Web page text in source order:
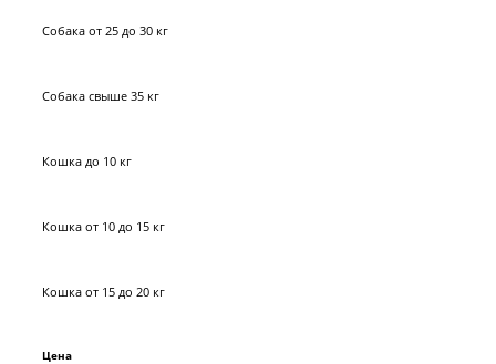
Собака от 25 до 30 кг
Собака свыше 35 кг
Кошка до 10 кг
Кошка от 10 до 15 кг
Кошка от 15 до 20 кг
Цена